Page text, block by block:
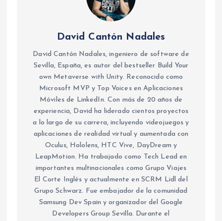
David Cantón Nadales
David Cantón Nadales, ingeniero de software de
Sevilla, España, es autor del bestseller Build Your
own Metaverse with Unity. Reconocido como
Microsoft MVP y Top Voices en Aplicaciones
Móviles de LinkedIn. Con más de 20 años de
experiencia, David ha liderado cientos proyectos
a lo largo de su carrera, incluyendo videojuegos y
aplicaciones de realidad virtual y aumentada con
Oculus, Hololens, HTC Vive, DayDream y
LeapMotion. Ha trabajado como Tech Lead en
importantes multinacionales como Grupo Viajes
El Corte Inglés y actualmente en SCRM Lidl del
Grupo Schwarz. Fue embajador de la comunidad
Samsung Dev Spain y organizador del Google
Developers Group Sevilla. Durante el